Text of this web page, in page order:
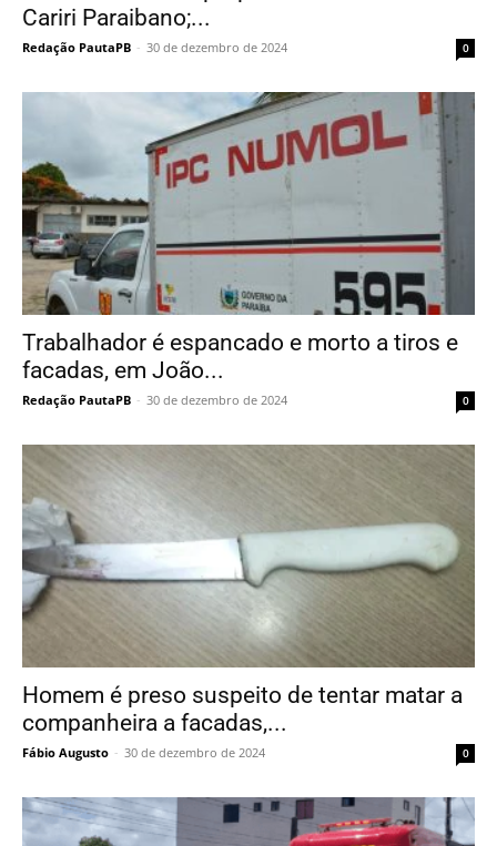
Cariri Paraibano;...
Redação PautaPB - 30 de dezembro de 2024 0
Trabalhador é espancado e morto a tiros e
facadas, em João...
Redação PautaPB - 30 de dezembro de 2024 0
Homem é preso suspeito de tentar matar a
companheira a facadas,...
Fábio Augusto - 30 de dezembro de 2024 0